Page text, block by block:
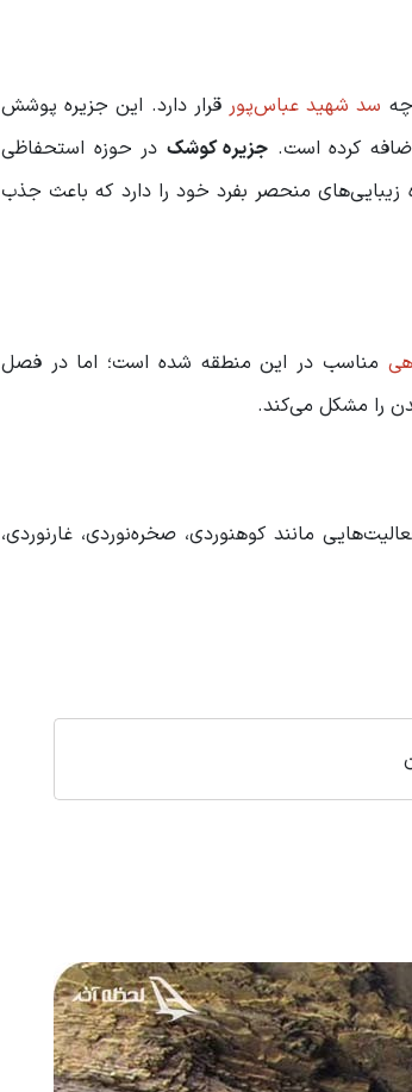
سد شهید عباس‌پور قرار دارد. این جزیره پوشش
کرده است. جزیره کوشک در حوزه استحفاظی
زیبایی‌های منحصر بفرد خود را دارد که باعث جذب
مناسب در این منطقه شده است؛ اما در فصل
را مشکل می‌کند.
مانند کوهنوردی، صخره‌نوردی، غارنوردی،